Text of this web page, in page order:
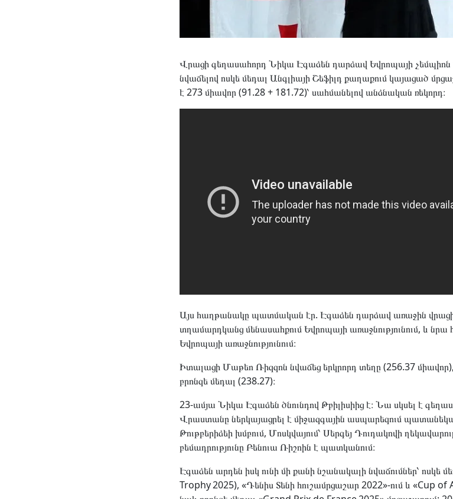
Վրացի գեղասահորդ Նիկա Էգաձեն դարձավ Եվրոպայի չեմպիոն
նվաճելով ոսկե մեդալ Անգլիայի Շեֆիլդ քաղաքում կայացած
է 273 միավոր (91.28 + 181.72)՝ սահմանելով անձնական ռեկորդ։
Այս հաղթանակը պատմական էր. Էգաձեն դարձավ առաջին
տղամարդկանց մենասահքում Եվրոպայի առաջնությունում, և
Եվրոպայի առաջնությունում։
Իտալացի Մաթեո Ռիզզոն նվաճեց երկրորդ տեղը (256.37
բրոնզե մեդալ (238.27)։
23-ամյա Նիկա Էգաձեն ծնունդով Թբիլիսիից է։ Նա սկսել է
Վրաստանը ներկայացրել է միջազգային ասպարեզում
Թութբերիձեի խմբում, Մոսկվայում՝ Սերգեյ Դուդակովի
բեմադրությունը Բենուա Ռիշոին է պատկանում։
Էգաձեն արդեն իսկ ունի մի քանի նշանակալի նվաճումներ՝ ոսկե
Trophy 2025), «Դենիս Տենի հուշամրցաշար 2022»-ում և «Cup